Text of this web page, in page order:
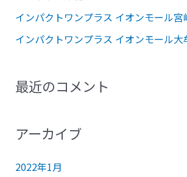
インパクトワンプラス イオンモール宮
インパクトワンプラス イオンモール大
最近のコメント
アーカイブ
2022年1月